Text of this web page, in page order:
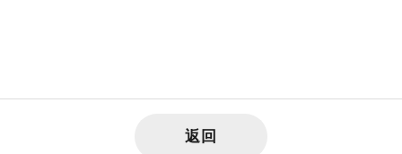
返回